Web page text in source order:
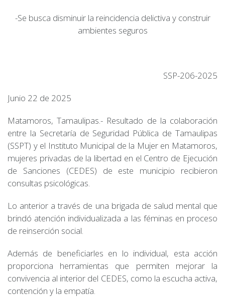
-Se busca disminuir la reincidencia delictiva y construir
ambientes seguros
SSP-206-2025
Junio 22 de 2025
Matamoros, Tamaulipas.- Resultado de la colaboración
entre la Secretaría de Seguridad Pública de Tamaulipas
(SSPT) y el Instituto Municipal de la Mujer en Matamoros,
mujeres privadas de la libertad en el Centro de Ejecución
de Sanciones (CEDES) de este municipio recibieron
consultas psicológicas.
Lo anterior a través de una brigada de salud mental que
brindó atención individualizada a las féminas en proceso
de reinserción social.
Además de beneficiarles en lo individual, esta acción
proporciona herramientas que permiten mejorar la
convivencia al interior del CEDES, como la escucha activa,
contención y la empatía.